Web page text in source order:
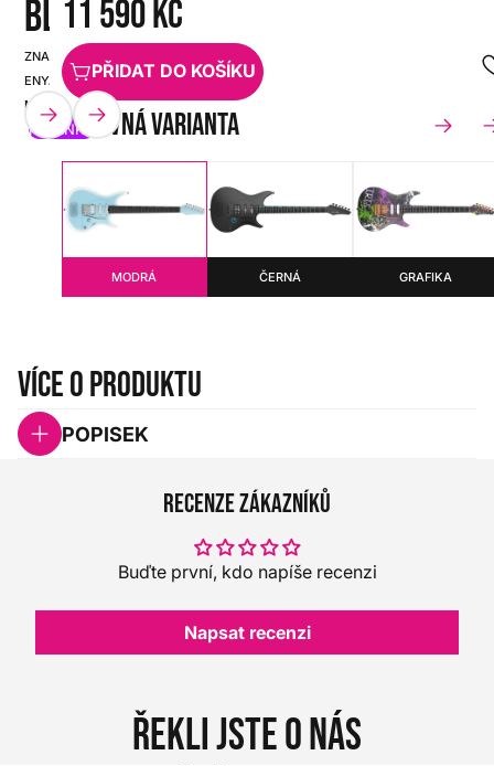
BLUE
ZNAČKA:
ENYA
MUSIC
SKU:
HX0000000108898
NOVINKA
11 590 Kč
PŘIDAT DO KOŠÍKU
barevná varianta
MODRÁ ČERNÁ GRAFIKA
Více o produktu
POPISEK
Recenze zákazníků
Buďte první, kdo napíše recenzi
Napsat recenzi
Řekli jste o nás